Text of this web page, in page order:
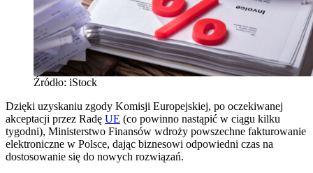
Źródło: iStock
Dzięki uzyskaniu zgody Komisji Europejskiej, po oczekiwanej
akceptacji przez Radę UE (co powinno nastąpić w ciągu kilku
tygodni), Ministerstwo Finansów wdroży powszechne fakturowanie
elektroniczne w Polsce, dając biznesowi odpowiedni czas na
dostosowanie się do nowych rozwiązań.